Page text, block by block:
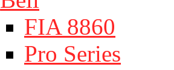
FIA 8860
Pro Series